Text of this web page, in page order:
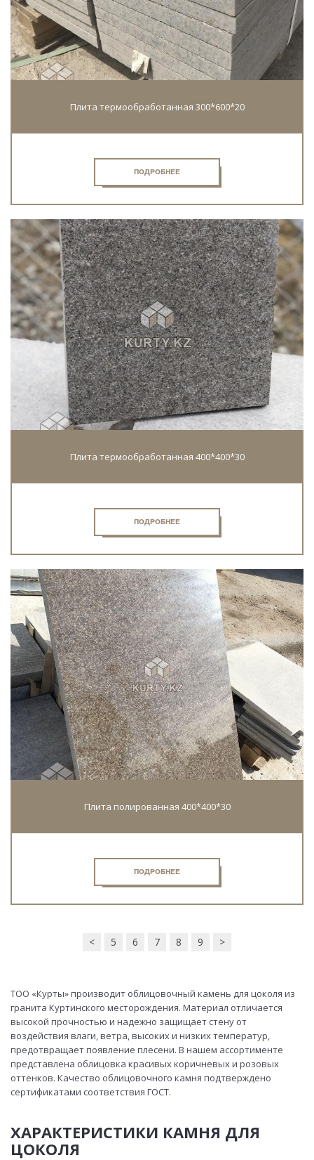
Плита термообработанная 300*600*20
ПОДРОБНЕЕ
Плита термообработанная 400*400*30
ПОДРОБНЕЕ
Плита полированная 400*400*30
ПОДРОБНЕЕ
< 5 6 7 8 9 >
ТОО «Курты» производит облицовочный камень для цоколя из
гранита Куртинского месторождения. Материал отличается
высокой прочностью и надежно защищает стену от
воздействия влаги, ветра, высоких и низких температур,
предотвращает появление плесени. В нашем ассортименте
представлена облицовка красивых коричневых и розовых
оттенков. Качество облицовочного камня подтверждено
сертификатами соответствия ГОСТ.
ХАРАКТЕРИСТИКИ КАМНЯ ДЛЯ
ЦОКОЛЯ